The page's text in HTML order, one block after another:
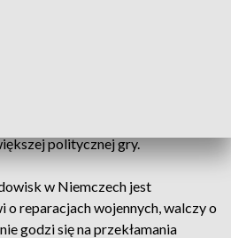
politycznej gry.
w Niemczech jest
o reparacjach wojennych, walczy o
godzi się na przekłamania